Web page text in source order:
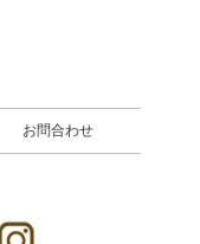
お問合わせ